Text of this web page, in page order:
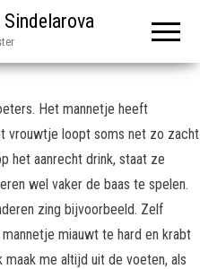
Sindelarova
Het mannetje heeft
vrouwtje loopt soms net zo zacht
het aanrecht drink, staat ze
wel vaker de baas te spelen.
zing bijvoorbeeld. Zelf
miauwt te hard en krabt
me altijd uit de voeten, als